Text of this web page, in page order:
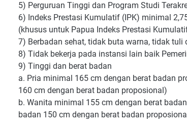
5) Perguruan Tinggi dan Program Studi
6) Indeks Prestasi Kumulatif (IPK) minimal
(khusus untuk Papua Indeks Prestasi
7) Berbadan sehat, tidak buta warna, tidak tuli
8) Tidak bekerja pada instansi lain baik
9) Tinggi dan berat badan
a. Pria minimal 165 cm dengan berat badan
160 cm dengan berat badan proposional)
b. Wanita minimal 155 cm dengan berat
badan 150 cm dengan berat badan